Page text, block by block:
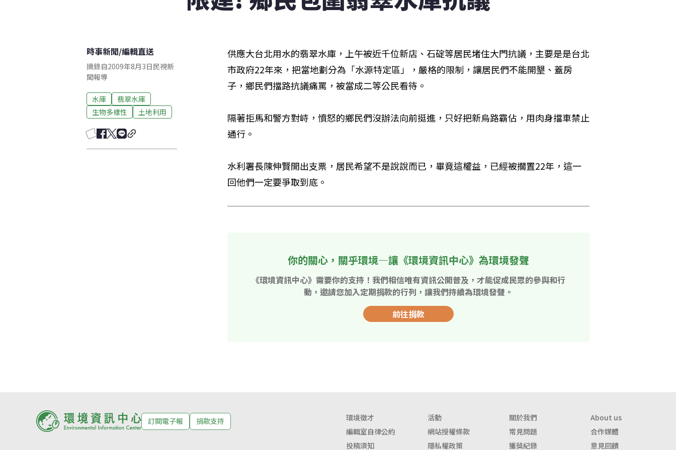
時事新聞/編輯直送
摘錄自2009年8月3日民視新
聞報導
水庫
翡翠水庫
生物多樣性
土地利用
供應大台北用水的翡翠水庫，上午被近千位新店、石碇等居民堵住大門抗議，主要是是台北
市政府22年來，把當地劃分為「水源特定區」，嚴格的限制，讓居民們不能開墾、蓋房
子，鄉民們擋路抗議痛罵，被當成二等公民看待。
隔著拒馬和警方對峙，憤怒的鄉民們沒辦法向前挺進，只好把新烏路霸佔，用肉身擋車禁止
通行。
水利署長陳伸賢開出支票，居民希望不是說說而已，畢竟這權益，已經被擱置22年，這一
回他們一定要爭取到底。
你的關心，關乎環境—讓《環境資訊中心》為環境發聲
《環境資訊中心》需要你的支持！我們相信唯有資訊公開普及，才能促成民眾的參與和行
動，邀請您加入定期捐款的行列，讓我們持續為環境發聲。
前往捐款
訂閱電子報 捐款支持 環境徵才 活動 關於我們
About us
編輯室自律公約
網站授權條款 常見問題
合作媒體
投稿須知
隱私權政策 獲獎紀錄 意見回饋